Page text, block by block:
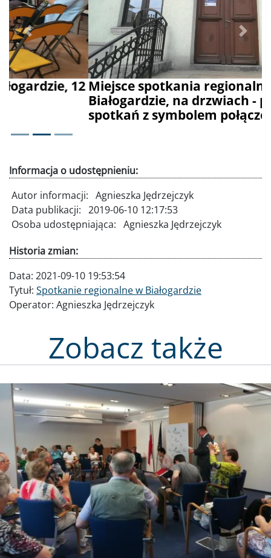
Miejsce spotkania regionalnego RPO w
Białogardzie, na drzwiach - plakat
spotkań z symbolem połączenia
Poprzednie Dalej
Informacja o udostępnieniu:
Autor informacji: Agnieszka Jędrzejczyk
Data publikacji: 2019-06-10 12:17:53
Osoba udostępniająca: Agnieszka Jędrzejczyk
Historia zmian:
Data: 2021-09-10 19:53:54
Tytuł: Spotkanie regionalne w Białogardzie
Operator: Agnieszka Jędrzejczyk
Zobacz także
Obraz